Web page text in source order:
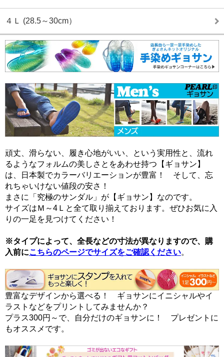
４Ｌ (28.5～30cm）
頑丈、滑らない、履き心地がいい、という実用性と、流れ
るようなフォルムの美しさとをあわせ持つ【ギョサン】
は、日本製でカラーバリエーションが豊富！ そして、忘
れちゃいけない値段の安さ！
まさに「究極のサンダル」が【ギョサン】なのです。
サイズはＭ～4Ｌと全て取り揃えております。ぜひお気に入
りの一足を見つけてください！
※タイプによって、全長などの寸法が異なりますので、購
入前にこちらのページでサイズをご確認ください。
豊富なデザインから選べる！ ギョサンにイニシャルやイ
ラストなどをプリントしてみませんか？
プラス300円～で、自分だけのギョサンに！ プレゼントに
もオススメです。